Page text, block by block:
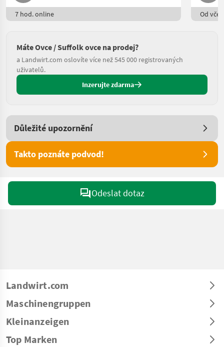
7 hod. online Od
Máte Ovce / Suffolk ovce na prodej?
a Landwirt.com oslovíte více než 545 000 registrovaných
uživatelů.
Inzerujte zdarma
Důležité upozornění
Takto poznáte podvod!
Odeslat dotaz
Landwirt.com
Maschinengruppen
Kleinanzeigen
Top Marken